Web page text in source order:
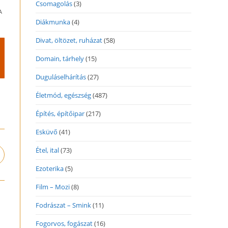
Csomagolás(3)
Diákmunka(4)
Divat, öltözet, ruházat(58)
Domain, tárhely(15)
Duguláselhárítás(27)
Életmód, egészség(487)
Építés, építőipar(217)
Esküvő (41)
Étel, ital(73)
Ezoterika(5)
Film – Mozi(8)
Fodrászat – Smink(11)
Fogorvos, fogászat(16)